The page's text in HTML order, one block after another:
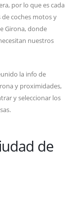
por lo que es cada
de coches motos y
Girona, donde
nuestros
la info de
y proximidades,
y seleccionar los
de